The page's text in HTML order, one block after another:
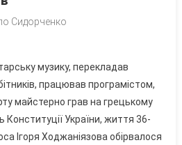
Сидорченко
музику, перекладав
працював програмістом,
майстерно грав на грецькому
Конституції України, життя 36-
Ігоря Ходжаніязова обірвалося